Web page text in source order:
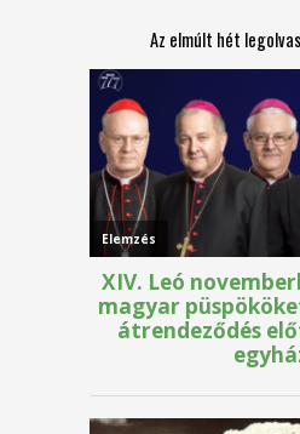
Az elmúlt hét